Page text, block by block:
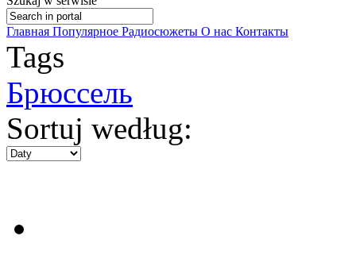
Главная Популярное Радиосюжеты О нас Контакты
Tags
Брюссель
Sortuj według: